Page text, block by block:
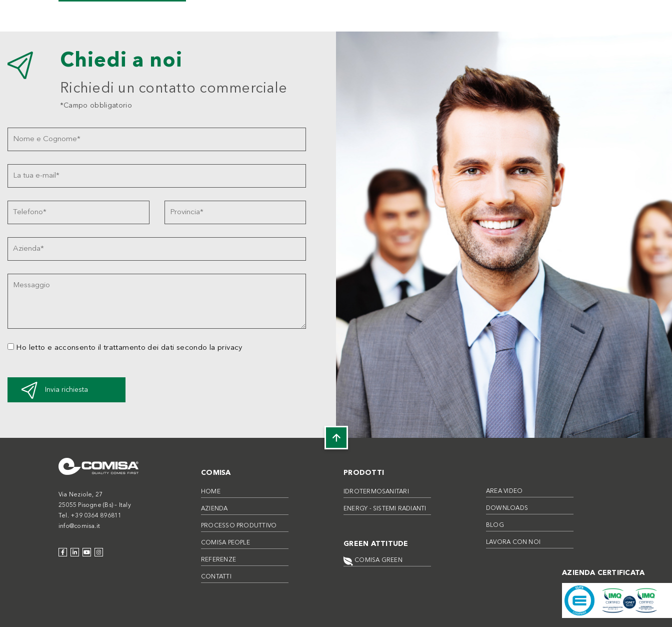
Chiedi a noi
Richiedi un contatto commerciale
*Campo obbligatorio
Ho letto e acconsento il trattamento dei dati secondo la privacy
Invia richiesta
Via Neziole, 27
25055 Pisogne (Bs) – Italy
Tel. +39 0364 896811
info@comisa.it
COMISA
HOME
AZIENDA
PROCESSO PRODUTTIVO
COMISA PEOPLE
REFERENZE
CONTATTI
PRODOTTI
IDROTERMOSANITARI
ENERGY - SISTEMI RADIANTI
GREEN ATTITUDE
COMISA GREEN
AREA VIDEO
DOWNLOADS
BLOG
LAVORA CON NOI
AZIENDA CERTIFICATA